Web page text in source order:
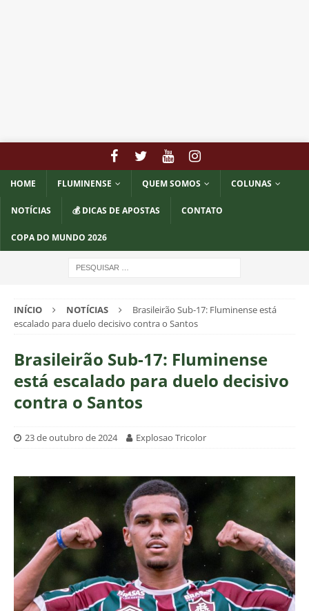
HOME FLUMINENSE QUEM SOMOS COLUNAS
NOTÍCIAS 💰 DICAS DE APOSTAS CONTATO
COPA DO MUNDO 2026
INÍCIO NOTÍCIAS
Brasileirão Sub-17: Fluminense está
escalado para duelo decisivo contra o Santos
Brasileirão Sub-17: Fluminense
está escalado para duelo decisivo
contra o Santos
23 de outubro de 2024 Explosao Tricolor